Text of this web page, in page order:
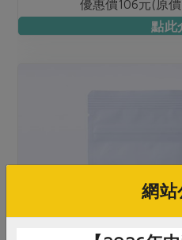
優惠價106元(原價
點此
網站